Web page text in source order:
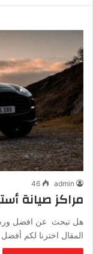
admin
46
مراكز صيانة
هل تبحث عن افضل
المقال اخترنا لكم